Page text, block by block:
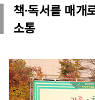
책⋅독서를 매개
소통